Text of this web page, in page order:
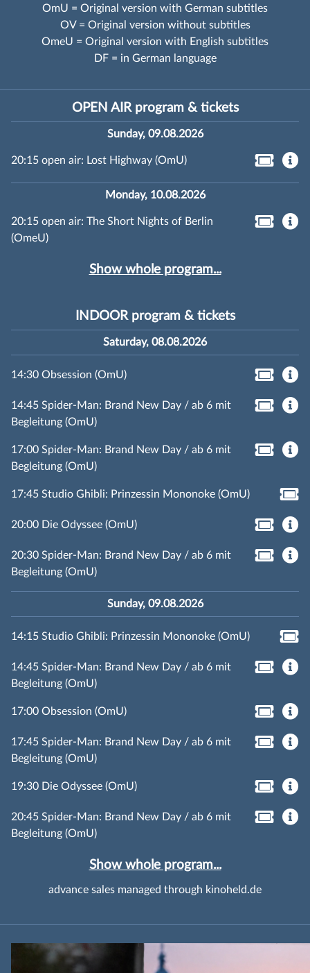
OmU = Original version with German subtitles
OV = Original version without subtitles
OmeU = Original version with English subtitles
DF = in German language
OPEN AIR program & tickets
Sunday, 09.08.2026
20:15 open air: Lost Highway (OmU)
Monday, 10.08.2026
20:15 open air: The Short Nights of Berlin
(OmeU)
Show whole program...
INDOOR program & tickets
Saturday, 08.08.2026
14:30 Obsession (OmU)
14:45 Spider-Man: Brand New Day / ab 6 mit
Begleitung (OmU)
17:00 Spider-Man: Brand New Day / ab 6 mit
Begleitung (OmU)
17:45 Studio Ghibli: Prinzessin Mononoke (OmU)
20:00 Die Odyssee (OmU)
20:30 Spider-Man: Brand New Day / ab 6 mit
Begleitung (OmU)
Sunday, 09.08.2026
14:15 Studio Ghibli: Prinzessin Mononoke (OmU)
14:45 Spider-Man: Brand New Day / ab 6 mit
Begleitung (OmU)
17:00 Obsession (OmU)
17:45 Spider-Man: Brand New Day / ab 6 mit
Begleitung (OmU)
19:30 Die Odyssee (OmU)
20:45 Spider-Man: Brand New Day / ab 6 mit
Begleitung (OmU)
Show whole program...
advance sales managed through kinoheld.de